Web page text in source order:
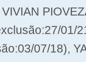
01/
07/18),